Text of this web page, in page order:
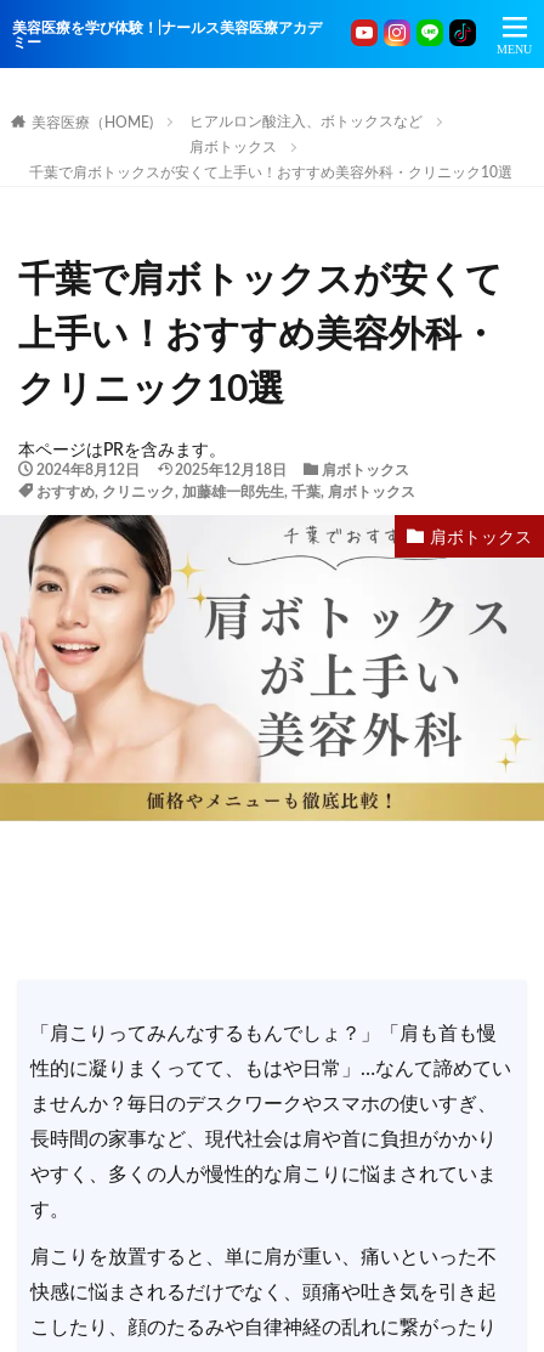
美容医療を学び体験！|ナールス美容医療アカデ
ミー
美容医療（HOME)
ヒアルロン酸注入、ボトックスなど
肩ボトックス
千葉で肩ボトックスが安くて上手い！おすすめ美容外科・クリニック10選
千葉で肩ボトックスが安くて
上手い！おすすめ美容外科・
クリニック10選
本ページはPRを含みます。
2024年8月12日 2025年12月18日
肩ボトックス
おすすめ, クリニック, 加藤雄一郎先生, 千葉, 肩ボトックス
肩ボトックス
「肩こりってみんなするもんでしょ？」「肩も首も慢
性的に凝りまくってて、もはや日常」…なんて諦めてい
ませんか？毎日のデスクワークやスマホの使いすぎ、
長時間の家事など、現代社会は肩や首に負担がかかり
やすく、多くの人が慢性的な肩こりに悩まされていま
す。
肩こりを放置すると、単に肩が重い、痛いといった不
快感に悩まされるだけでなく、頭痛や吐き気を引き起
こしたり、顔のたるみや自律神経の乱れに繋がったり